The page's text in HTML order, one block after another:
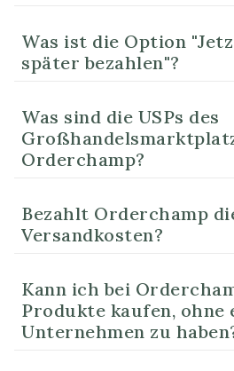
Was ist die Option
später bezahlen"?
Was sind die USPs des
Orderchamp?
Bezahlt Orderchamp
Versandkosten?
Kann ich bei
Produkte kaufen, ohne
Unternehmen zu